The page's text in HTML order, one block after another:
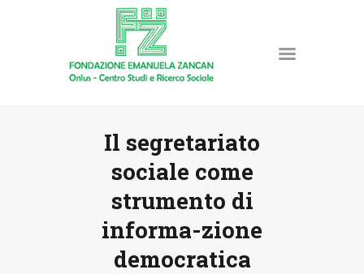
Il segretariato
sociale come
strumento di
informa-zione
democratica
LA FONDAZIONE
ATTIVITÀ E PROGETTI
PUBBLICAZIONI